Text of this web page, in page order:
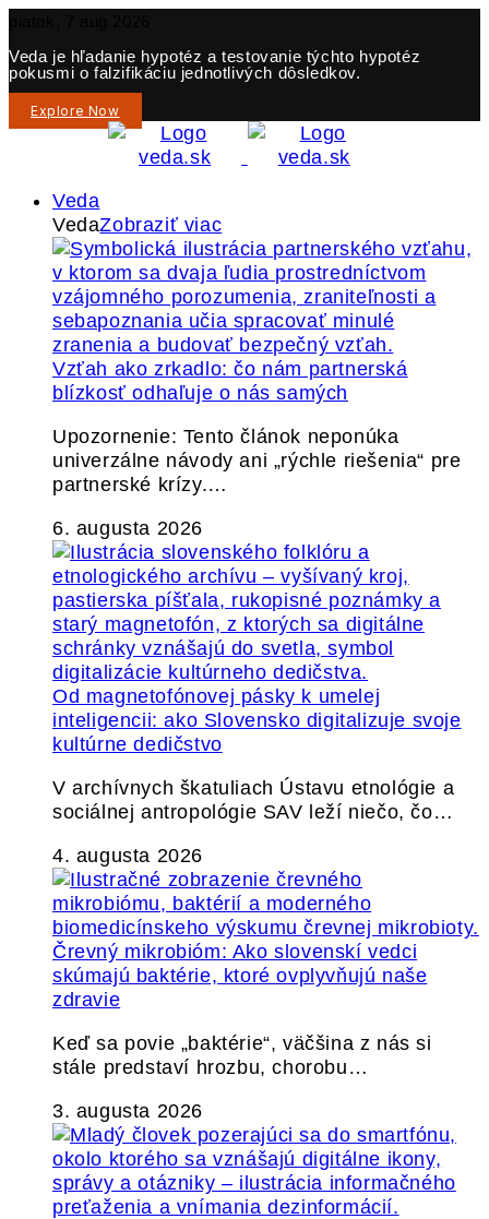
Veda je hľadanie hypotéz a testovanie týchto hypotéz
pokusmi o falzifikáciu jednotlivých dôsledkov.
Explore Now
Veda
VedaZobraziť viac
Vzťah ako zrkadlo: čo nám partnerská
blízkosť odhaľuje o nás samých
Upozornenie: Tento článok neponúka
univerzálne návody ani „rýchle riešenia“ pre
partnerské krízy.…
6. augusta 2026
Od magnetofónovej pásky k umelej
inteligencii: ako Slovensko digitalizuje svoje
kultúrne dedičstvo
V archívnych škatuliach Ústavu etnológie a
sociálnej antropológie SAV leží niečo, čo…
4. augusta 2026
Črevný mikrobióm: Ako slovenskí vedci
skúmajú baktérie, ktoré ovplyvňujú naše
zdravie
Keď sa povie „baktérie“, väčšina z nás si
stále predstaví hrozbu, chorobu…
3. augusta 2026